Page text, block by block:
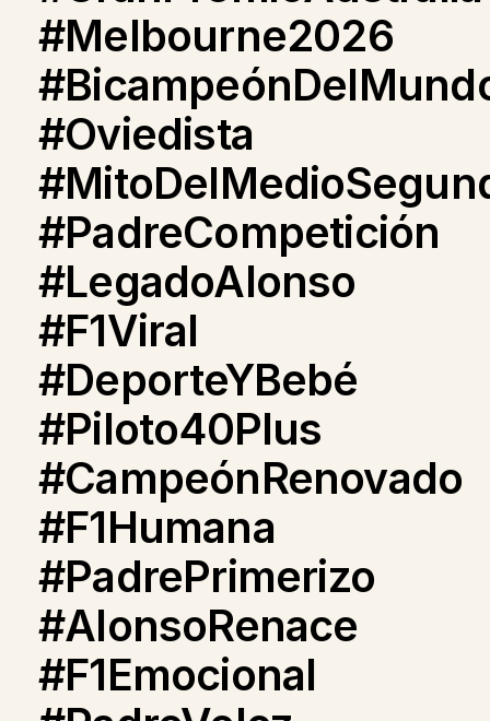
#Melbourne2026
#Oviedista
#PadreCompetición
#LegadoAlonso
#F1Viral
#DeporteYBebé
#Piloto40Plus
#CampeónRenovado
#F1Humana
#PadrePrimerizo
#AlonsoRenace
#F1Emocional